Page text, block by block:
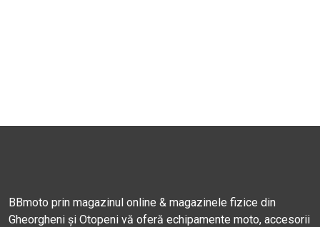
BBmoto prin magazinul online & magazinele fizice din
Gheorgheni și Otopeni vă oferă echipamente moto, accesorii